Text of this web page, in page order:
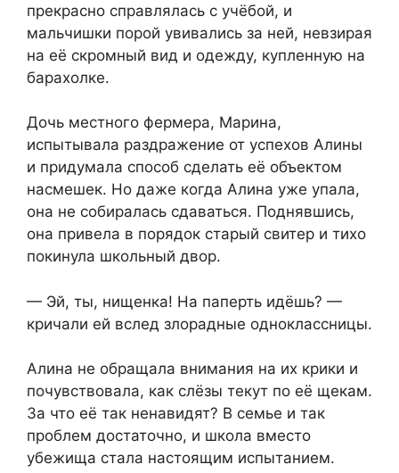
прекрасно справлялась с учёбой, и
мальчишки порой увивались за ней, невзирая
на её скромный вид и одежду, купленную на
барахолке.
Дочь местного фермера, Марина,
испытывала раздражение от успехов Алины
и придумала способ сделать её объектом
насмешек. Но даже когда Алина уже упала,
она не собиралась сдаваться. Поднявшись,
она привела в порядок старый свитер и тихо
покинула школьный двор.
— Эй, ты, нищенка! На паперть идёшь? —
кричали ей вслед злорадные одноклассницы.
Алина не обращала внимания на их крики и
почувствовала, как слёзы текут по её щекам.
За что её так ненавидят? В семье и так
проблем достаточно, и школа вместо
убежища стала настоящим испытанием.